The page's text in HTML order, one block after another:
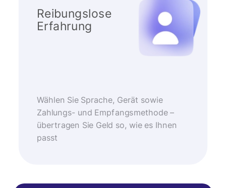
Reibungslose
Erfahrung
Wählen Sie Sprache, Gerät sowie
Zahlungs- und Empfangsmethode –
übertragen Sie Geld so, wie es Ihnen
passt